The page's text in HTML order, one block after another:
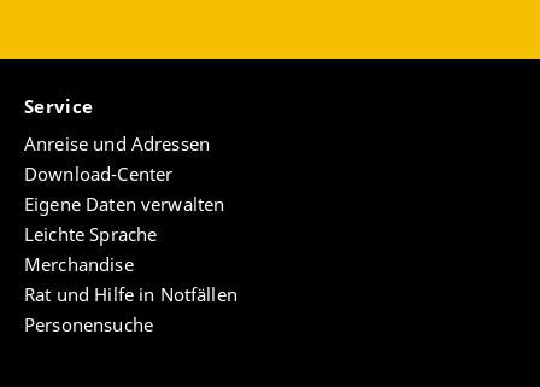
Service
Anreise und Adressen
Download-Center
Eigene Daten verwalten
Leichte Sprache
Merchandise
Rat und Hilfe in Notfällen
Personensuche